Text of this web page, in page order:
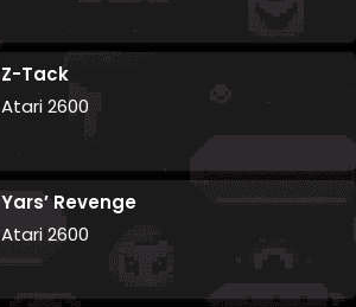
Z-Tack
Atari 2600
Yars’ Revenge
Atari 2600